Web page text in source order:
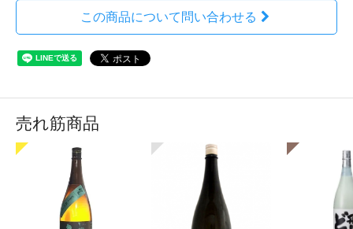
この商品について問い合わせる
売れ筋商品